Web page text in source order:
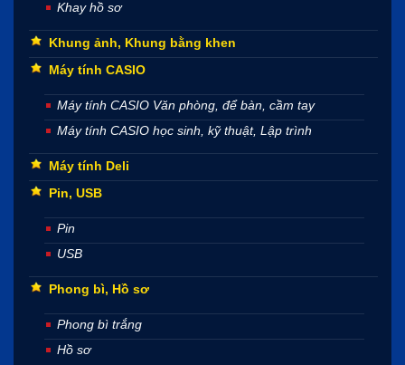
Khay hồ sơ
Khung ảnh, Khung bằng khen
Máy tính CASIO
Máy tính CASIO Văn phòng, để bàn, cầm tay
Máy tính CASIO học sinh, kỹ thuật, Lập trình
Máy tính Deli
Pin, USB
Pin
USB
Phong bì, Hồ sơ
Phong bì trắng
Hồ sơ